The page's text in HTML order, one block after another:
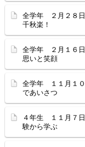
全学年 ２月２８日
千秋楽！
全学年 ２月１６日
思いと笑顔
全学年 １１月１０
であいさつ
４年生 １１月７
験から学ぶ